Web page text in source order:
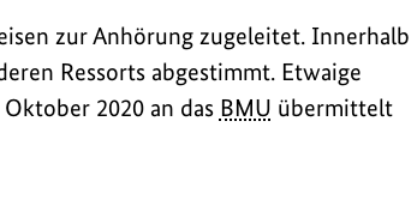
zur Anhörung zugeleitet. Innerhalb
Ressorts abgestimmt. Etwaige
2020 an das BMU übermittelt